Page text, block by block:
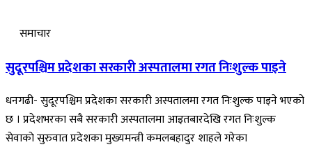
समाचार
सुदूरपश्चिम प्रदेशका सरकारी अस्पतालमा रगत निःशुल्क पाइने
धनगढी- सुदूरपश्चिम प्रदेशका सरकारी अस्पतालमा रगत निःशुल्क पाइने भएको
छ । प्रदेशभरका सबै सरकारी अस्पतालमा आइतबारदेखि रगत निःशुल्क
सेवाकाे सुरुवात प्रदेशका मुख्यमन्त्री कमलबहादुर शाहले गरेका